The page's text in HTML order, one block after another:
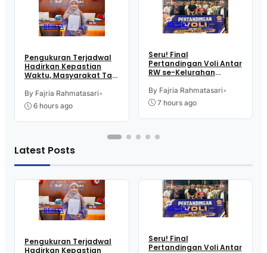
BERITA
Pengukuran Terjadwal
Hadirkan Kepastian
Waktu, Masyarakat Tak
Layanan Pertanahan
By Fajria Rahmatasari•
6 hours ago
BERITA
Seru! Final
Pertandingan Voli Antar
RW se-Kelurahan
Sambut HUT RI
By Fajria Rahmatasari•
7 hours ago
Latest Posts
BERITA
Pengukuran Terjadwal
Hadirkan Kepastian
BERITA
Seru! Final
Pertandingan Voli Antar